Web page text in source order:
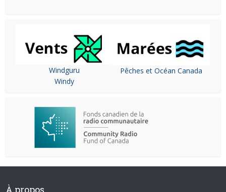
Windguru
Windy
Pêches et Océan Canada
À propos